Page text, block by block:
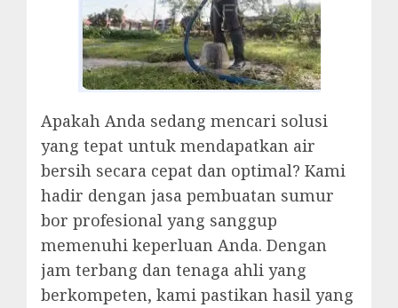
Apakah Anda sedang mencari solusi
yang tepat untuk mendapatkan air
bersih secara cepat dan optimal? Kami
hadir dengan jasa pembuatan sumur
bor profesional yang sanggup
memenuhi keperluan Anda. Dengan
jam terbang dan tenaga ahli yang
berkompeten, kami pastikan hasil yang